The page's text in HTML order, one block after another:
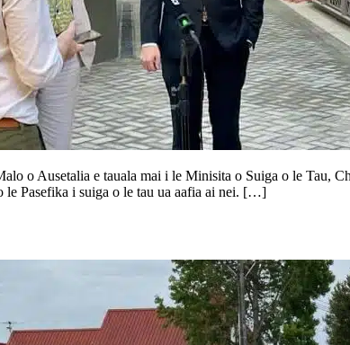
o Ausetalia e tauala mai i le Minisita o Suiga o le Tau,
le Pasefika i suiga o le tau ua aafia ai nei. […]